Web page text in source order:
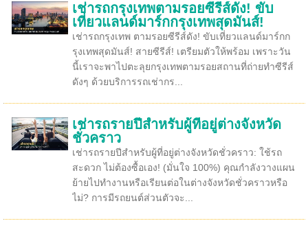
เช่ารถกรุงเทพตามรอยซีรีส์ดัง! ขับ
เที่ยวแลนด์มาร์กกรุงเทพสุดมันส์!
เช่ารถกรุงเทพ ตามรอยซีรีส์ดัง! ขับเที่ยวแลนด์มาร์กก
รุงเทพสุดมันส์! สายซีรีส์! เตรียมตัวให้พร้อม เพราะวัน
นี้เราจะพาไปตะลุยกรุงเทพตามรอยสถานที่ถ่ายทำซีรีส์
ดังๆ ด้วยบริการรถเช่ากร...
เช่ารถรายปีสำหรับผู้ที่อยู่ต่างจังหวัด
ชั่วคราว
เช่ารถรายปีสำหรับผู้ที่อยู่ต่างจังหวัดชั่วคราว: ใช้รถ
สะดวก ไม่ต้องซื้อเอง! (มั่นใจ 100%) คุณกำลังวางแผน
ย้ายไปทำงานหรือเรียนต่อในต่างจังหวัดชั่วคราวหรือ
ไม่? การมีรถยนต์ส่วนตัวจะ...